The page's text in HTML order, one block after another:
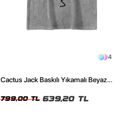
4
Cactus Jack Baskılı Yıkamalı Beyaz
799,00 TL 639,20 TL